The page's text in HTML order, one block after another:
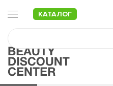
КАТАЛОГ